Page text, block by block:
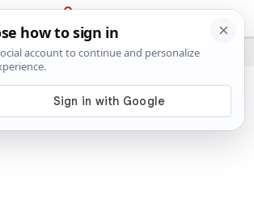
PRIJAVA